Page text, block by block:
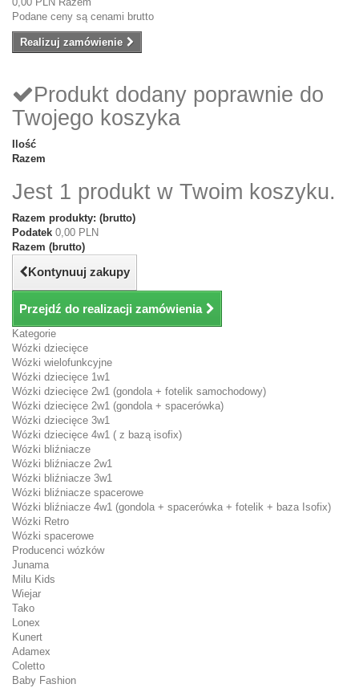
Podane ceny są cenami brutto
Realizuj zamówienie
Produkt dodany poprawnie do
Twojego koszyka
Ilość
Razem
Jest 1 produkt w Twoim koszyku.
Razem produkty: (brutto)
Podatek 0,00 PLN
Razem (brutto)
Kontynuuj zakupy
Przejdź do realizacji zamówienia
Kategorie
Wózki dziecięce
Wózki wielofunkcyjne
Wózki dziecięce 1w1
Wózki dziecięce 2w1 (gondola + fotelik samochodowy)
Wózki dziecięce 2w1 (gondola + spacerówka)
Wózki dziecięce 3w1
Wózki dziecięce 4w1 ( z bazą isofix)
Wózki bliźniacze
Wózki bliźniacze 2w1
Wózki bliźniacze 3w1
Wózki bliźniacze spacerowe
Wózki bliźniacze 4w1 (gondola + spacerówka + fotelik + baza Isofix)
Wózki Retro
Wózki spacerowe
Producenci wózków
Junama
Milu Kids
Wiejar
Tako
Lonex
Kunert
Adamex
Coletto
Baby Fashion